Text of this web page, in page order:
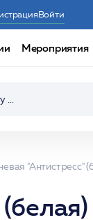
Войти
Мероприятия